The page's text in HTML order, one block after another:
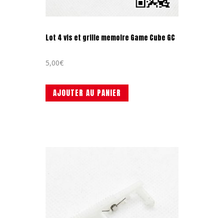
Lot 4 vis et grille memoire Game Cube GC
5,00€
AJOUTER AU PANIER